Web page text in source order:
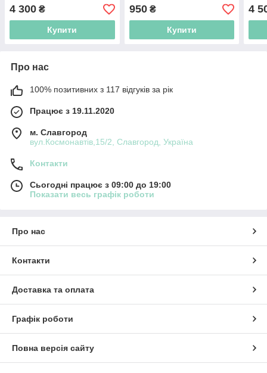
4 300 ₴
Купити
950₴
Купити
4
Про нас
100% позитивних з 117 відгуків за рік
Працює з 19.11.2020
м. Славгород
вул.Космонавтів,15/2, Славгород, Україна
Контакти
Сьогодні працює з 09:00 до 19:00
Показати весь графік роботи
Про нас
Контакти
Доставка та оплата
Графік роботи
Повна версія сайту